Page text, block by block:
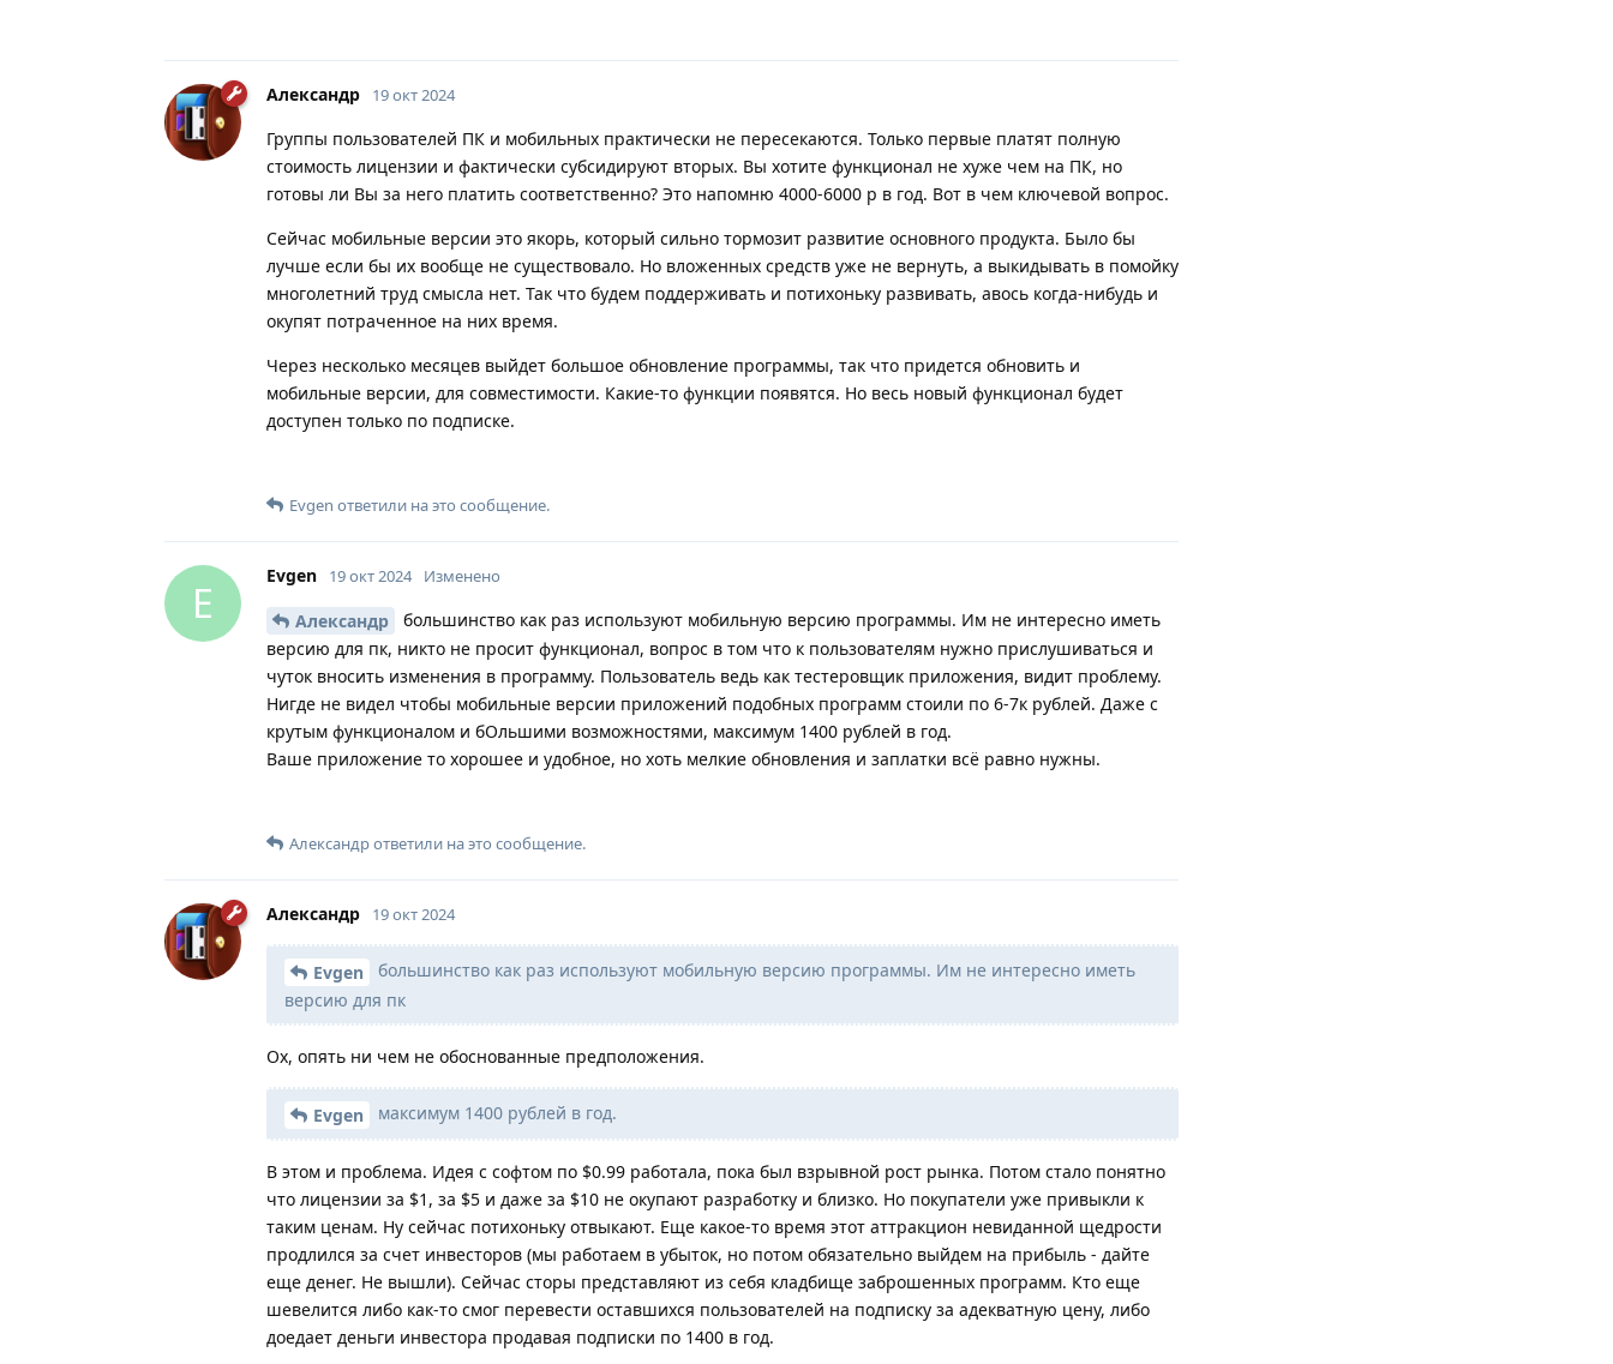
Александр 19 окт 2024
Группы пользователей ПК и мобильных практически не пересекаются. Только первые платят полную
стоимость лицензии и фактически субсидируют вторых. Вы хотите функционал не хуже чем на ПК, но
готовы ли Вы за него платить соответственно? Это напомню 4000-6000 р в год. Вот в чем ключевой вопрос.
Сейчас мобильные версии это якорь, который сильно тормозит развитие основного продукта. Было бы
лучше если бы их вообще не существовало. Но вложенных средств уже не вернуть, а выкидывать в помойку
многолетний труд смысла нет. Так что будем поддерживать и потихоньку развивать, авось когда-нибудь и
окупят потраченное на них время.
Через несколько месяцев выйдет большое обновление программы, так что придется обновить и
мобильные версии, для совместимости. Какие-то функции появятся. Но весь новый функционал будет
доступен только по подписке.
Evgen ответили на это сообщение.
E
Evgen 19 окт 2024 Изменено
Александр
большинство как раз используют мобильную версию программы. Им не интересно иметь
версию для пк, никто не просит функционал, вопрос в том что к пользователям нужно прислушиваться и
чуток вносить изменения в программу. Пользователь ведь как тестеровщик приложения, видит проблему.
Нигде не видел чтобы мобильные версии приложений подобных программ стоили по 6-7к рублей. Даже с
крутым функционалом и бОльшими возможностями, максимум 1400 рублей в год.
Ваше приложение то хорошее и удобное, но хоть мелкие обновления и заплатки всё равно нужны.
Александрответили на это сообщение.
Александр 19 окт 2024
Evgen
большинство как раз используют мобильную версию программы. Им не интересно иметь
версию для пк
Ох, опять ни чем не обоснованные предположения.
Evgen максимум 1400 рублей в год.
В этом и проблема. Идея с софтом по $0.99 работала, пока был взрывной рост рынка. Потом стало понятно
что лицензии за $1, за $5 и даже за $10 не окупают разработку и близко. Но покупатели уже привыкли к
таким ценам. Ну сейчас потихоньку отвыкают. Еще какое-то время этот аттракцион невиданной щедрости
продлился за счет инвесторов (мы работаем в убыток, но потом обязательно выйдем на прибыль - дайте
еще денег. Не вышли). Сейчас сторы представляют из себя кладбище заброшенных программ. Кто еще
шевелится либо как-то смог перевести оставшихся пользователей на подписку за адекватную цену, либо
доедает деньги инвестора продавая подписки по 1400 в год.